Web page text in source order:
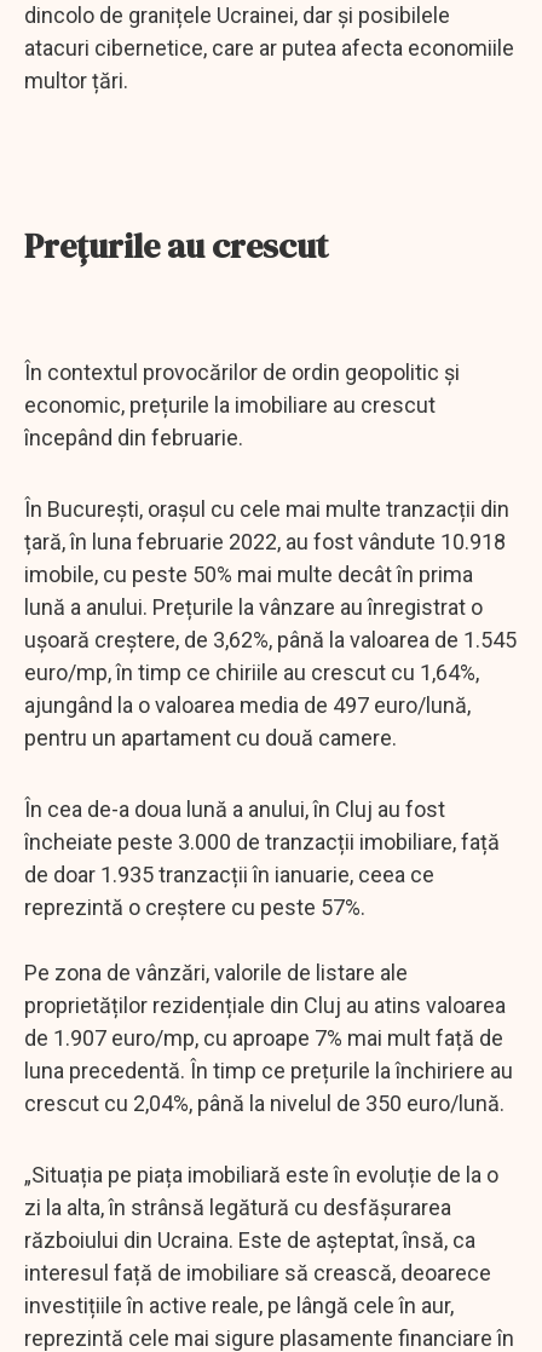
dincolo de granițele Ucrainei, dar și posibilele
atacuri cibernetice, care ar putea afecta economiile
multor țări.
Preţurile au crescut
În contextul provocărilor de ordin geopolitic și
economic, prețurile la imobiliare au crescut
începând din februarie.
În București, orașul cu cele mai multe tranzacții din
țară, în luna februarie 2022, au fost vândute 10.918
imobile, cu peste 50% mai multe decât în prima
lună a anului. Prețurile la vânzare au înregistrat o
ușoară creștere, de 3,62%, până la valoarea de 1.545
euro/mp, în timp ce chiriile au crescut cu 1,64%,
ajungând la o valoarea media de 497 euro/lună,
pentru un apartament cu două camere.
În cea de-a doua lună a anului, în Cluj au fost
încheiate peste 3.000 de tranzacții imobiliare, față
de doar 1.935 tranzacții în ianuarie, ceea ce
reprezintă o creștere cu peste 57%.
Pe zona de vânzări, valorile de listare ale
proprietăților rezidențiale din Cluj au atins valoarea
de 1.907 euro/mp, cu aproape 7% mai mult față de
luna precedentă. În timp ce prețurile la închiriere au
crescut cu 2,04%, până la nivelul de 350 euro/lună.
„Situația pe piața imobiliară este în evoluție de la o
zi la alta, în strânsă legătură cu desfășurarea
războiului din Ucraina. Este de așteptat, însă, ca
interesul față de imobiliare să crească, deoarece
investițiile în active reale, pe lângă cele în aur,
reprezintă cele mai sigure plasamente financiare în